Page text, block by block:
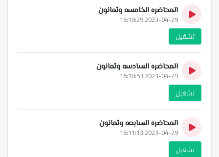
المحاضره الخامسه وثمانون
2023-04-29 16:10:29
تشغيل
المحاضره السادسه وثمانون
2023-04-29 16:10:53
تشغيل
المحاضره السابعه وثمانون
2023-04-29 16:11:13
تشغيل